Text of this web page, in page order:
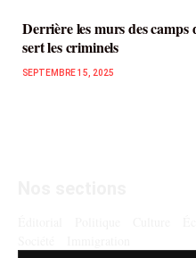
Derrière les murs des
sert les criminels
SEPTEMBRE 15, 2025